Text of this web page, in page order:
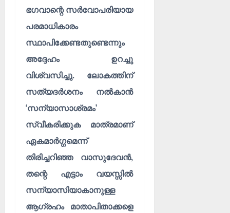
ഭഗവാന്റെ സർവോപരിയായ
പരമാധികാരം
സ്ഥാപിക്കേണ്ടതുണ്ടെന്നും
അദ്ദേഹം ഉറച്ചു
വിശ്വസിച്ചു. ലോകത്തിന്
സത്യദർശനം നൽകാൻ
‘സന്യാസാശ്രമം’
സ്വീകരിക്കുക മാത്രമാണ്
ഏകമാർഗ്ഗമെന്ന്
തിരിച്ചറിഞ്ഞ വാസുദേവൻ,
തന്റെ എട്ടാം വയസ്സിൽ
സന്യാസിയാകാനുള്ള
ആഗ്രഹം മാതാപിതാക്കളെ